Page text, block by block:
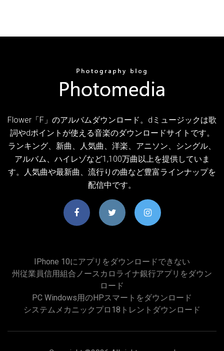
Flower「F」のアルバムダウンロード。dミュージックは歌
詞やdポイントが使える音楽のダウンロードサイトです。
ランキング、新曲、人気曲、洋楽、アニソン、シングル、
アルバム、ハイレゾなど1,100万曲以上を提供していま
す。人気曲や最新曲、流行りの曲など豊富ラインナップを
配信中です。
IPhone 10にアプリをダウンロードできない
州従業員信用組合ノースカロライナ銀行アプリをダウン
ロード
PC Windows用のHPスマートをダウンロード
システムメカニックプロ18トレントダウンロード